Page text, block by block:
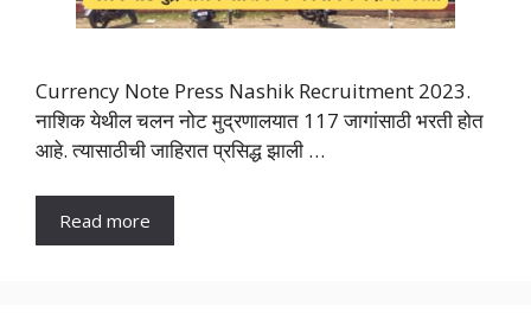
Currency Note Press Nashik Recruitment 2023.
नाशिक येथील चलन नोट मुद्रणालयात 117 जागांसाठी भरती होत
आहे. त्यासाठीची जाहिरात प्रसिद्ध झाली …
Read more